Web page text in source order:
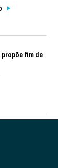
fim de